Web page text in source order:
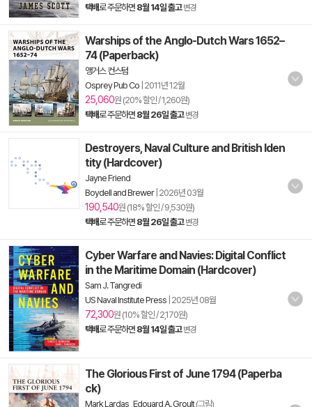
택배로 주문하면 8월 14일 출고 변경
Warships of the Anglo-Dutch Wars 1652–
74 (Paperback)
앵거스 컨스텀
Osprey Pub Co 2011년 12월
25,060원 (20% 할인 / 1,260원)
택배로 주문하면 8월 26일 출고 변경
Destroyers, Naval Culture and British Iden
tity (Hardcover)
Jayne Friend
Boydell and Brewer| 2026년 03월
190,540원 (18% 할인 / 9,530원)
택배로 주문하면 8월 26일 출고 변경
Cyber Warfare and Navies: Digital Conflict
in the Maritime Domain (Hardcover)
Sam J. Tangredi
US Naval Institute Press 2025년 08월
72,300원 (10% 할인 / 2,170원)
택배로 주문하면 8월 14일 출고 변경
The Glorious First of June 1794 (Paperba
ck)
Mark Lardas Edouard A. Groult(그림)